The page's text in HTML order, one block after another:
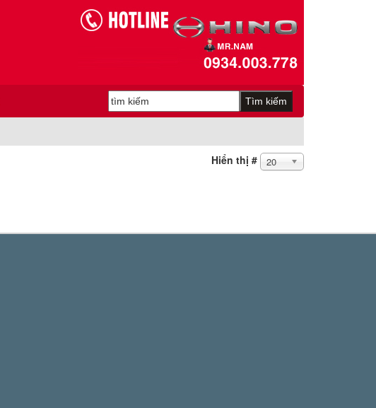
Hiển thị # 20